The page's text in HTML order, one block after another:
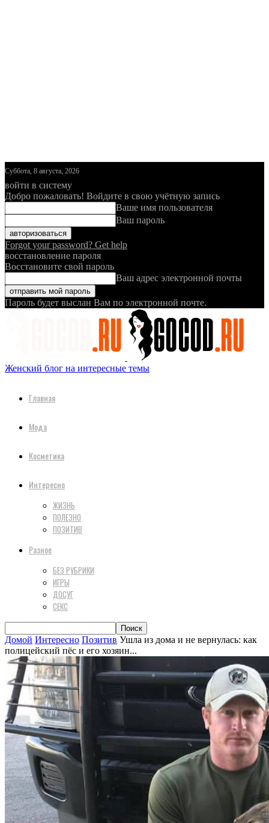
Суббота, 8 августа, 2026
войти в систему
Добро пожаловать! Войдите в свою учётную запись
Ваше имя пользователя
Ваш пароль
Forgot your password? Get help
восстановление пароля
Восстановите свой пароль
Ваш адрес электронной почты
Пароль будет выслан Вам по электронной почте.
Женский блог на интересные темы
Главная
Мода
Косметика
Интересно
ЖИЗНЬ
ПОЛЕЗНО
ПОЗИТИВ
Разное
БЕЗ РУБРИКИ
ИГРЫ
ДОСУГ
СЕКС
Домой Интересно Позитив Ушла из дома и не вернулась: как
полицейский пёс и его хозяин...